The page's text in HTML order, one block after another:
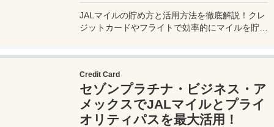
JALマイルの貯め方と活用方法を徹底解説！クレ
ジットカードやフライトで効率的にマイルを貯
Credit Card
セゾンプラチナ・ビジネス・ア
メックスでJALマイルとプライ
オリティパスを最大活用！